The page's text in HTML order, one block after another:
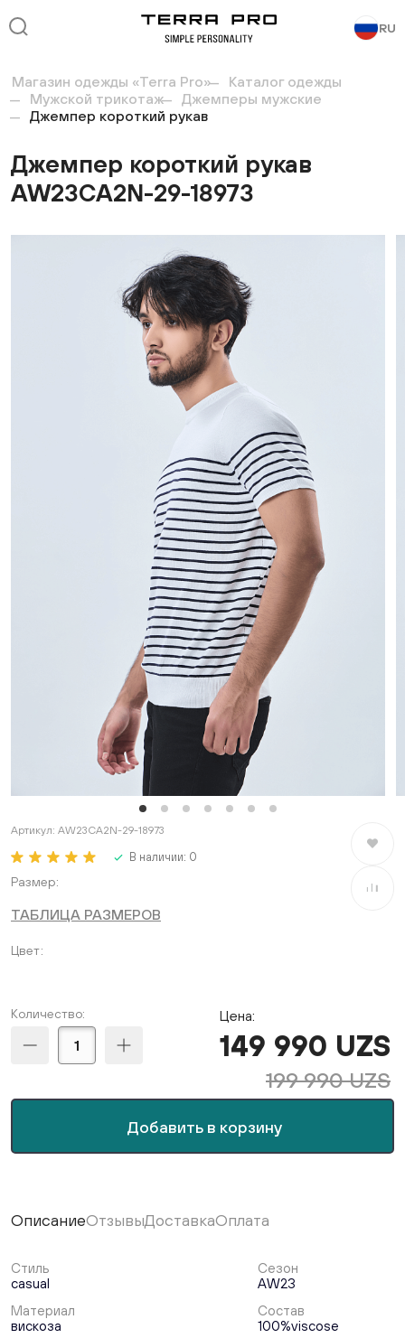
RU
Магазин одежды «Terra Pro»
Каталог одежды
Мужской трикотаж
Джемперы мужские
Джемпер короткий рукав
Джемпер короткий рукав
AW23CA2N-29-18973
Артикул: AW23CA2N-29-18973
В наличии: 0
В
В
Размер
ТАБЛИЦА РАЗМЕРОВ
Цвет
Количество:
Добавить в корзину
Цена:
149 990 UZS
199 990 UZS
ОписаниеОтзывыДоставкаОплата
Стиль
casual
Сезон
AW23
Материал
вискоза
Состав
100%viscose